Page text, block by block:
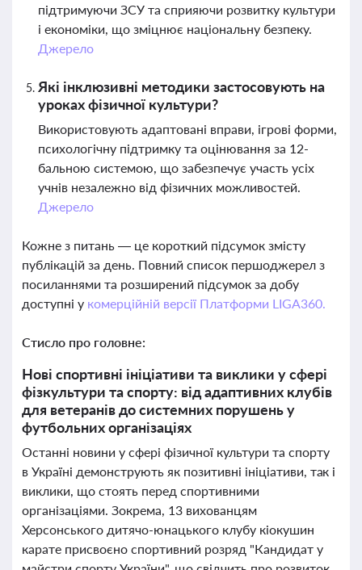
підтримуючи ЗСУ та сприяючи розвитку культури
і економіки, що зміцнює національну безпеку.
Джерело
Які інклюзивні методики застосовують на
уроках фізичної культури?
Використовують адаптовані вправи, ігрові форми,
психологічну підтримку та оцінювання за 12-
бальною системою, що забезпечує участь усіх
учнів незалежно від фізичних можливостей.
Джерело
Кожне з питань — це короткий підсумок змісту
публікацій за день. Повний список першоджерел з
посиланнями та розширений підсумок за добу
доступні у комерційній версії Платформи LIGA360.
Стисло про головне:
Нові спортивні ініціативи та виклики у сфері
фізкультури та спорту: від адаптивних клубів
для ветеранів до системних порушень у
футбольних організаціях
Останні новини у сфері фізичної культури та спорту
в Україні демонструють як позитивні ініціативи, так і
виклики, що стоять перед спортивними
організаціями. Зокрема, 13 вихованцям
Херсонського дитячо-юнацького клубу кіокушин
карате присвоєно спортивний розряд "Кандидат у